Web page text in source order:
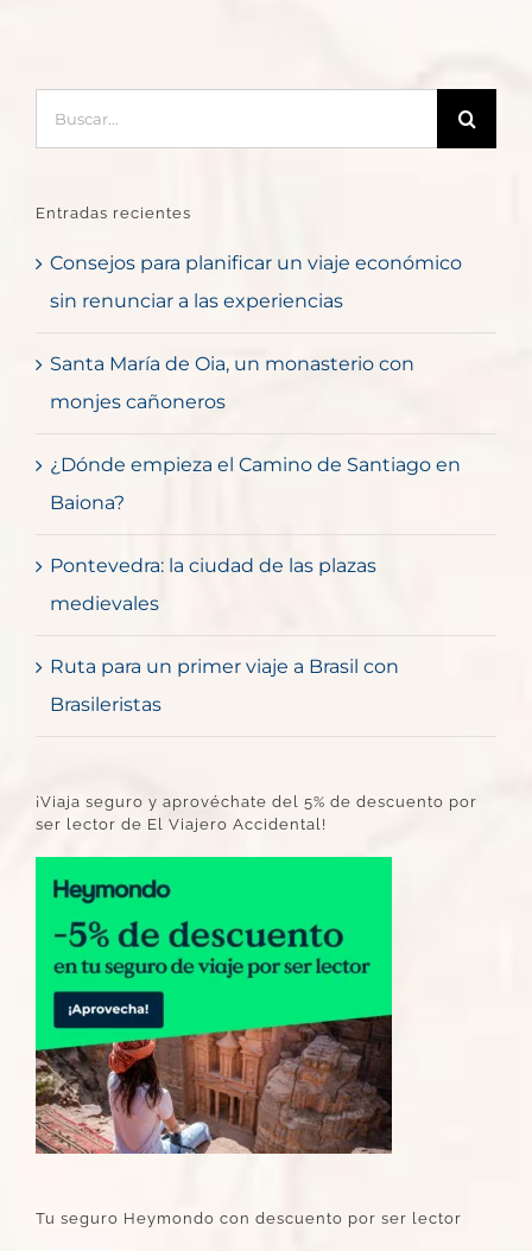
Entradas recientes
Consejos para planificar un viaje económico
sin renunciar a las experiencias
Santa María de Oia, un monasterio con
monjes cañoneros
¿Dónde empieza el Camino de Santiago en
Baiona?
Pontevedra: la ciudad de las plazas
medievales
Ruta para un primer viaje a Brasil con
Brasileristas
¡Viaja seguro y aprovéchate del 5% de descuento por
ser lector de El Viajero Accidental!
Tu seguro Heymondo con descuento por ser lector